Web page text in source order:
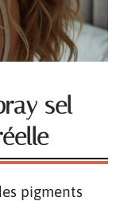
sel
pigments